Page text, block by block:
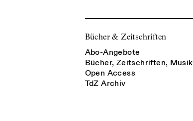
Bücher & Zeitschriften
Abo-Angebote
Bücher, Zeitschriften, Musik
Open Access
TdZ Archiv